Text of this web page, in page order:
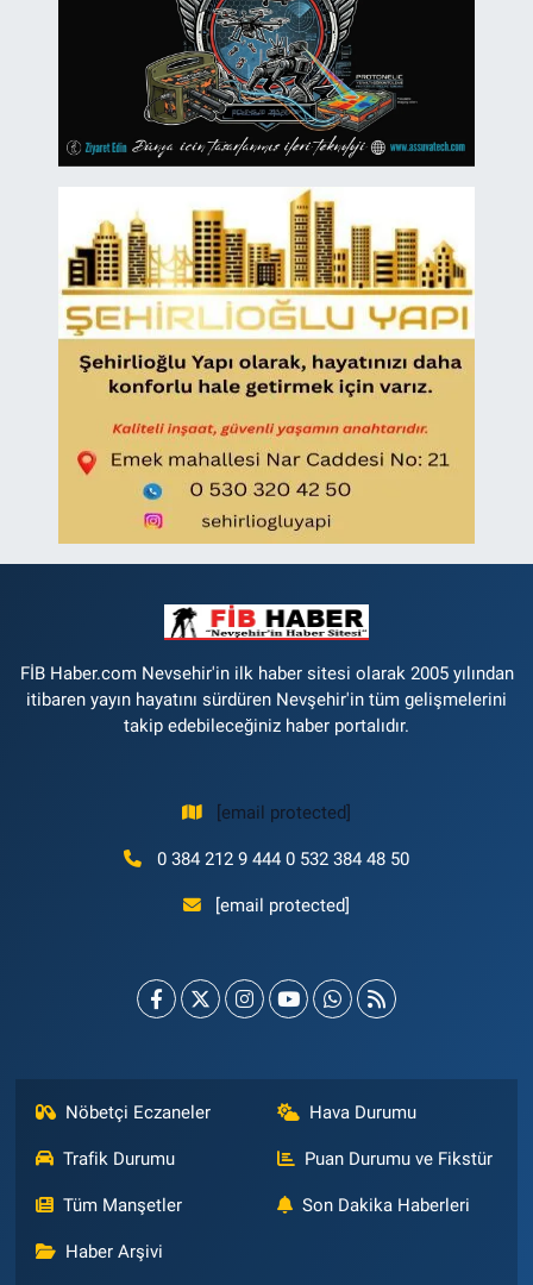
FİB Haber.com Nevsehir'in ilk haber sitesi olarak 2005 yılından
itibaren yayın hayatını sürdüren Nevşehir'in tüm gelişmelerini
takip edebileceğiniz haber portalıdır.
[email protected]
0 384 212 9 444 0 532 384 48 50
[email protected]
Nöbetçi Eczaneler Hava Durumu
Trafik Durumu Puan Durumu ve Fikstür
Tüm Manşetler Son Dakika Haberleri
Haber Arşivi